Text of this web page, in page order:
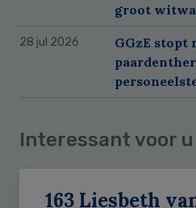
groot
28 jul 2026
GGzE stopt
Interessant voor u
163 Liesbeth